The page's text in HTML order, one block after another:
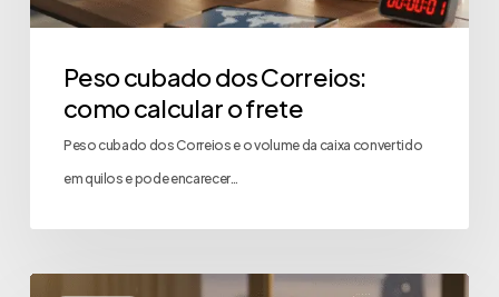
Peso cubado dos Correios:
como calcular o frete
Peso cubado dos Correios e o volume da caixa convertido
em quilos e pode encarecer…